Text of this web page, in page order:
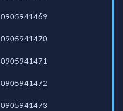
0905941469
0905941470
0905941471
0905941472
0905941473